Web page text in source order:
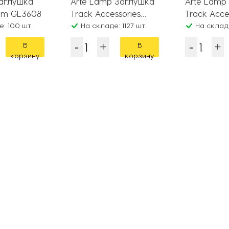
GL3608
100 шт.
В
корзину
Track Accessories
A210106
На складе: 1127 шт.
В
корзину
Track
A210006
На